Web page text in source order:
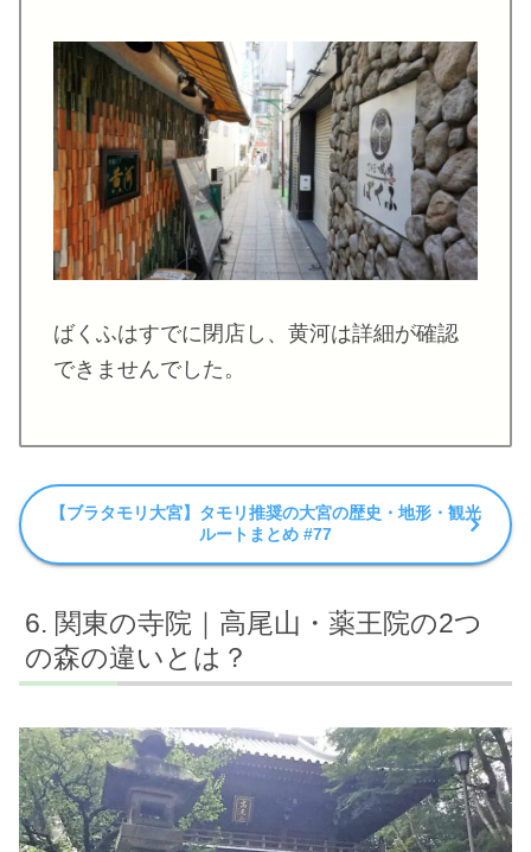
ばくふはすでに閉店し、黄河は詳細が確認
できませんでした。
【ブラタモリ大宮】タモリ推奨の大宮の歴史・地形・観光
ルートまとめ #77
関東の寺院｜高尾山・薬王院の2つ
の森の違いとは？